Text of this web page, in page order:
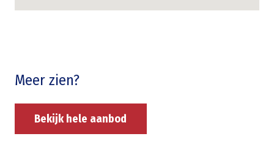
Meer zien?
Bekijk hele aanbod